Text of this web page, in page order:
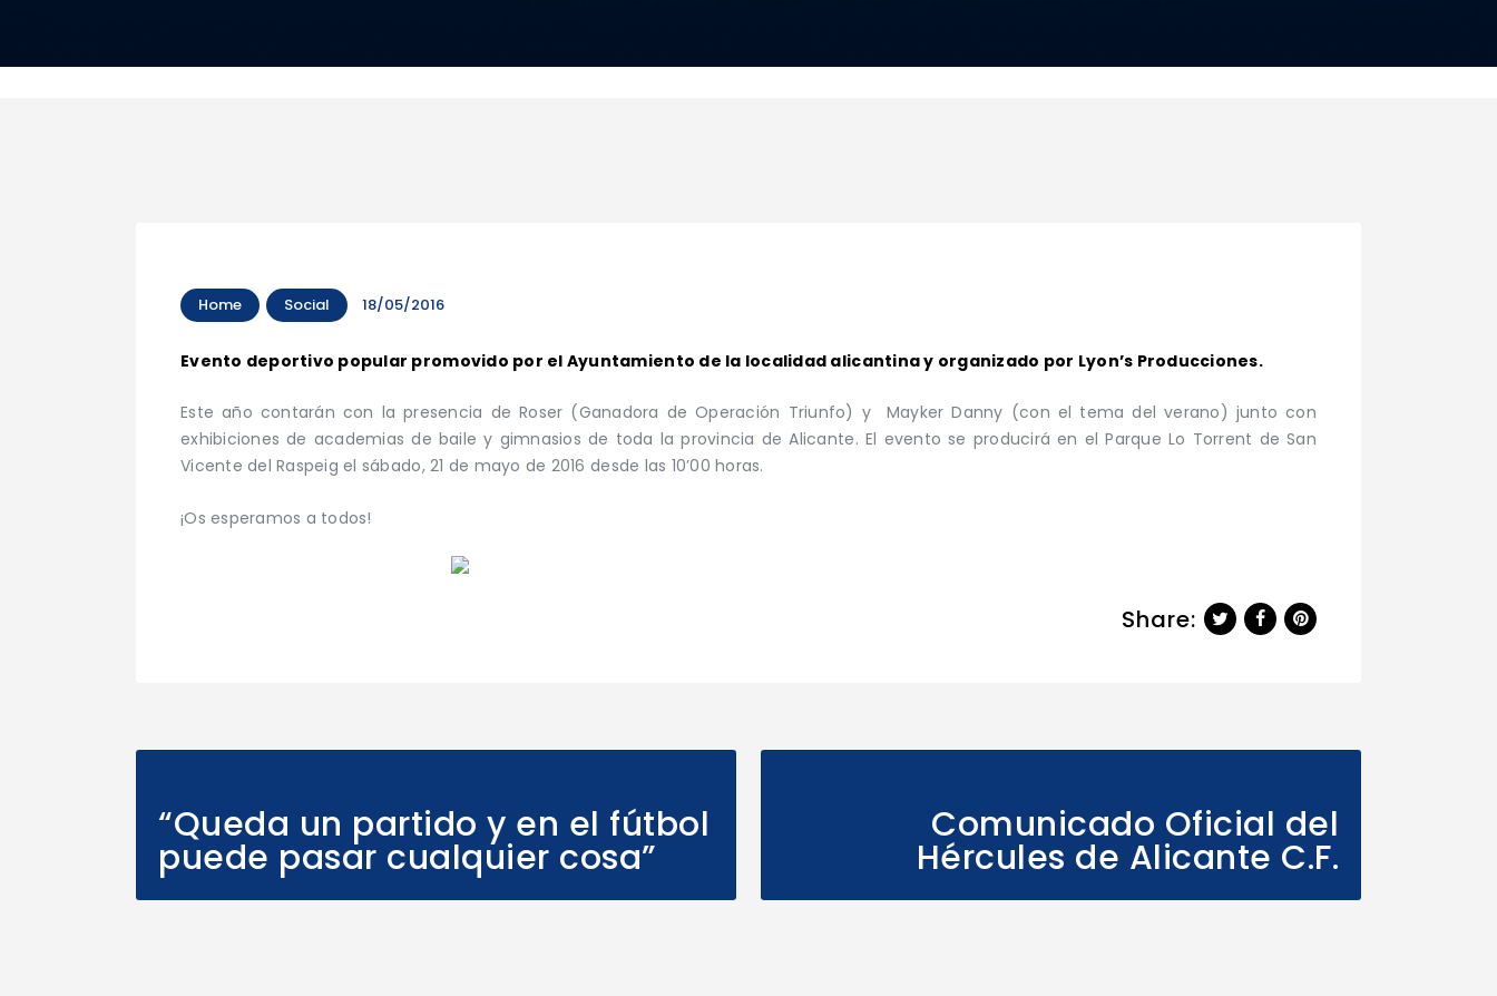
Home Social 18/05/2016
Evento deportivo popular promovido por el Ayuntamiento de la localidad alicantina y organizado por Lyon’s Producciones.
Este año contarán con la presencia de Roser (Ganadora de Operación Triunfo) y Mayker Danny (con el tema del verano) junto con
exhibiciones de academias de baile y gimnasios de toda la provincia de Alicante. El evento se producirá en el Parque Lo Torrent de San
Vicente del Raspeig el sábado, 21 de mayo de 2016 desde las 10’00 horas.
¡Os esperamos a todos!
Share:
“Queda un partido y en el fútbol
puede pasar cualquier cosa”
Comunicado Oficial del
Hércules de Alicante C.F.